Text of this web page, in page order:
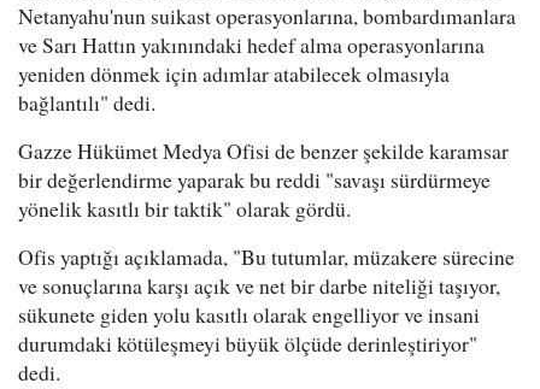
Netanyahu'nun suikast operasyonlarına, bombardımanlara
ve Sarı Hattın yakınındaki hedef alma operasyonlarına
yeniden dönmek için adımlar atabilecek olmasıyla
bağlantılı" dedi.
Gazze Hükümet Medya Ofisi de benzer şekilde karamsar
bir değerlendirme yaparak bu reddi "savaşı sürdürmeye
yönelik kasıtlı bir taktik" olarak gördü.
Ofis yaptığı açıklamada, "Bu tutumlar, müzakere sürecine
ve sonuçlarına karşı açık ve net bir darbe niteliği taşıyor,
sükunete giden yolu kasıtlı olarak engelliyor ve insani
durumdaki kötüleşmeyi büyük ölçüde derinleştiriyor"
dedi.